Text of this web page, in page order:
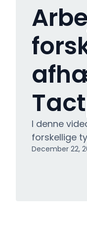
I denne
forskellige
December 22,